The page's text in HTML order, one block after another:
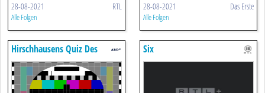
28-08-2021 RTL
Alle Folgen
28-08-2021 Das Erste
Alle Folgen
Hirschhausens Quiz Des
Menschen
Six